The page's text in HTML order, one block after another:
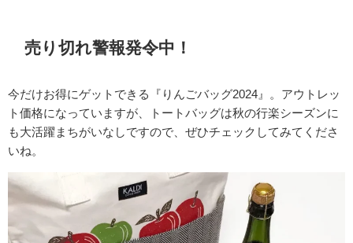
売り切れ警報発令中！
今だけお得にゲットできる『りんごバッグ2024』。アウトレッ
ト価格になっていますが、トートバッグは秋の行楽シーズンに
も大活躍まちがいなしですので、ぜひチェックしてみてくださ
いね。